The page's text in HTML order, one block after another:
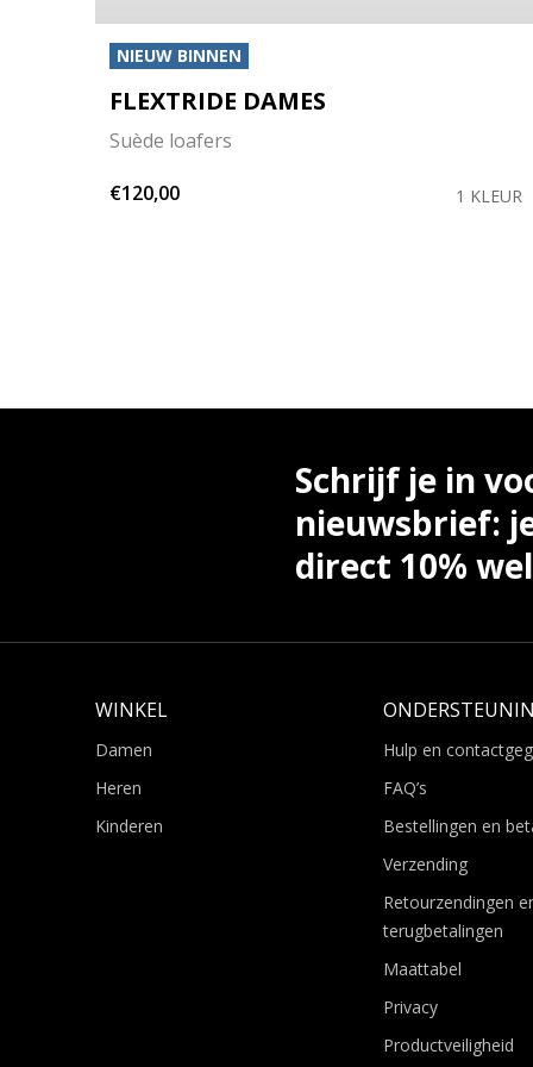
NIEUW BINNEN
FLEXTRIDE DAMES
Suède loafers
€120,00
1 KLEUR
Schrijf je in
nieuwsbrief:
direct 10%
WINKEL
Damen
Heren
Kinderen
Hulp en
FAQ’s
Bestellingen en
Verzending
Retourzendingen
terugbetalingen
Maattabel
Privacy
Productveiligheid